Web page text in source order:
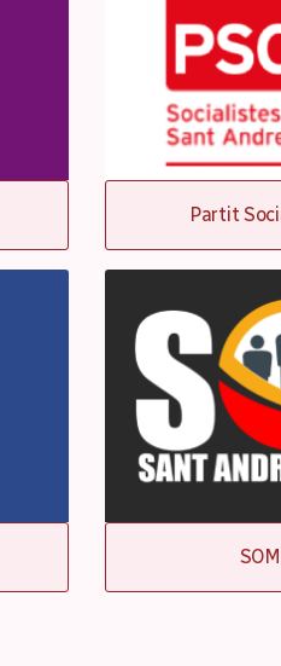
Partit